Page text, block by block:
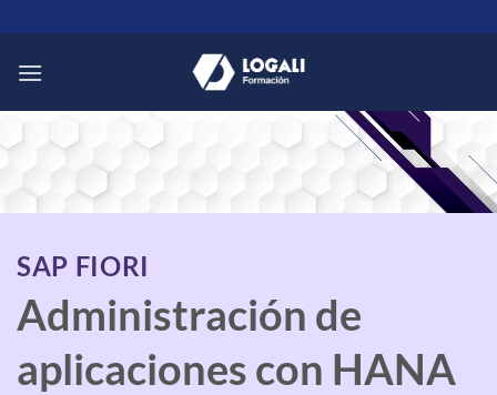
al
contenido
SAP FIORI
Administración de
aplicaciones con HANA